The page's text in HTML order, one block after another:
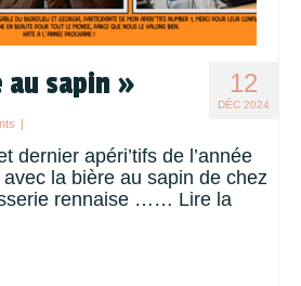
12
DÉC 2024
au sapin »
dernier apéri’tifs de l’année
la bière au sapin de chez
rennaise …… Lire la